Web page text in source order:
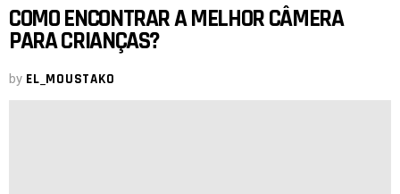
COMO ENCONTRAR A MELHOR CÂMERA
PARA CRIANÇAS?
by EL_MOUSTAKO